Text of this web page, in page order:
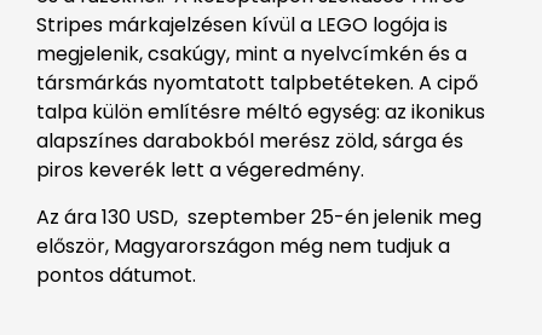
Stripes márkajelzésen kívül a LEGO logója is
megjelenik, csakúgy, mint a nyelvcímkén és a
társmárkás nyomtatott talpbetéteken. A cipő
talpa külön említésre méltó egység: az ikonikus
alapszínes darabokból merész zöld, sárga és
piros keverék lett a végeredmény.
Az ára 130 USD, szeptember 25-én jelenik meg
először, Magyarországon még nem tudjuk a
pontos dátumot.